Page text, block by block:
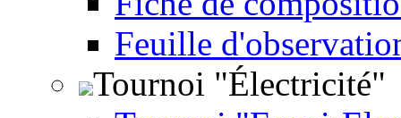
Feuille
Tournoi "Électricité"